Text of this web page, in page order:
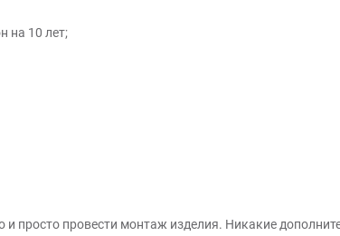
на 10 лет;
просто провести монтаж изделия. Никакие